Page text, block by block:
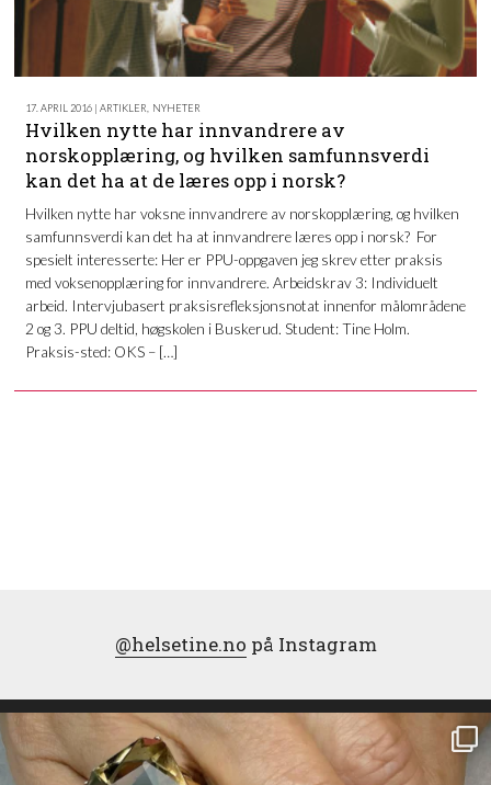
17. APRIL 2016 | ARTIKLER NYHETER
Hvilken nytte har innvandrere av
norskopplæring, og hvilken samfunnsverdi
kan det ha at de læres opp i norsk?
Hvilken nytte har voksne innvandrere av norskopplæring, og hvilken
samfunnsverdi kan det ha at innvandrere læres opp i norsk? For
spesielt interesserte: Her er PPU-oppgaven jeg skrev etter praksis
med voksenopplæring for innvandrere. Arbeidskrav 3: Individuelt
arbeid. Intervjubasert praksisrefleksjonsnotat innenfor målområdene
2 og 3. PPU deltid, høgskolen i Buskerud. Student: Tine Holm.
Praksis-sted: OKS – […]
@helsetine.no på Instagram